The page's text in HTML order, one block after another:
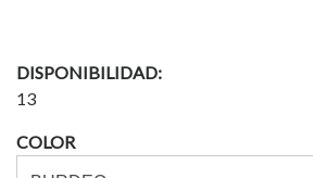
DISPONIBILIDAD:
13
COLOR